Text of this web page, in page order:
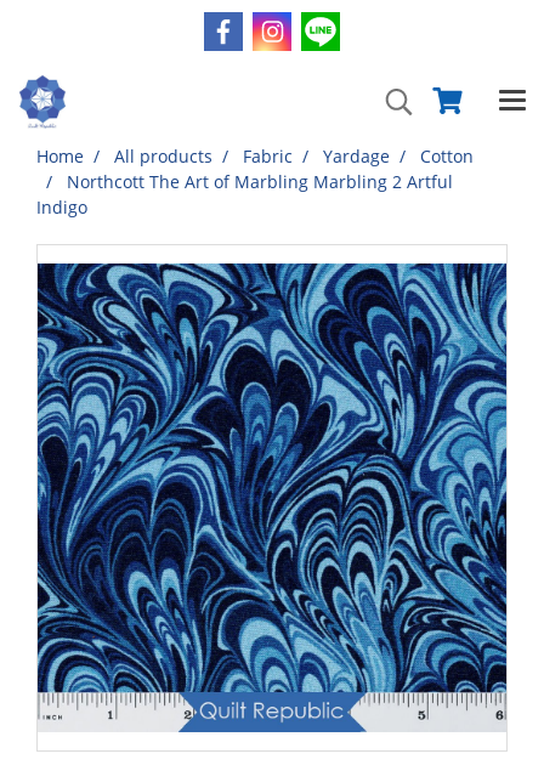
Home All products Fabric Yardage
Cotton
Northcott The Art of Marbling Marbling 2 Artful
Indigo